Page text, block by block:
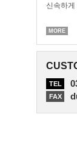
신속하
MORE
TEL
FAX